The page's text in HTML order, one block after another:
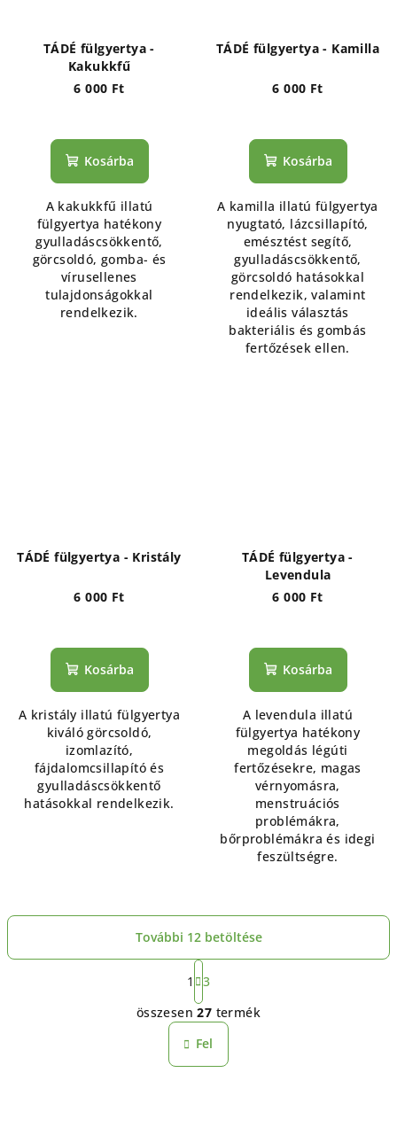
TÁDÉ fülgyertya -
Kakukkfű
6 000 Ft
Kosárba
A kakukkfű illatú
fülgyertya hatékony
gyulladáscsökkentő,
görcsoldó, gomba- és
vírusellenes
tulajdonságokkal
rendelkezik.
TÁDÉ fülgyertya - Kamilla
6 000 Ft
Kosárba
A kamilla illatú fülgyertya
nyugtató, lázcsillapító,
emésztést segítő,
gyulladáscsökkentő,
görcsoldó hatásokkal
rendelkezik, valamint
ideális választás
bakteriális és gombás
fertőzések ellen.
TÁDÉ fülgyertya - Kristály
6 000 Ft
Kosárba
A kristály illatú fülgyertya
kiváló görcsoldó,
izomlazító,
fájdalomcsillapító és
gyulladáscsökkentő
hatásokkal rendelkezik.
TÁDÉ fülgyertya -
Levendula
6 000 Ft
Kosárba
A levendula illatú
fülgyertya hatékony
megoldás légúti
fertőzésekre, magas
vérnyomásra,
menstruációs
problémákra,
bőrproblémákra és idegi
feszültségre.
L
i
s
t
További 12 betöltése
L
a
p
o
z
á
s
1
3
összesen27 termék
Fel